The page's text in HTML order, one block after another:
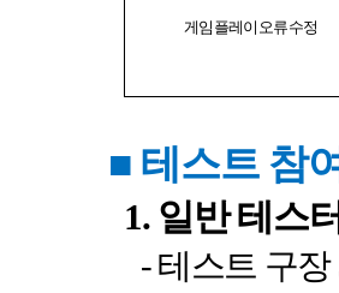
게임 플레이 오류 수정
■ 테스트 참
1. 일반 테스
-테스트 구장